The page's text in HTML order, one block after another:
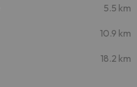
5.5 km
10.9 km
18.2 km